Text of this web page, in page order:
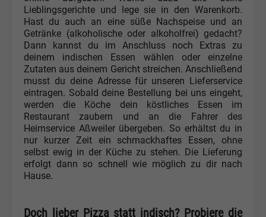
Lieblingsgerichte und lege sie in den Warenkorb.
Hast du auch an eine süße Nachspeise und an
Getränke (alkoholische oder alkoholfrei) gedacht?
Dann kannst du im Anschluss noch Extras zu
deinem indischen Essen wählen oder einzelne
Zutaten aus deinem Gericht streichen. Anschließend
musst du deine Adresse für unseren Lieferservice
eintragen. Sobald deine Bestellung bei uns eingeht,
werden die Köche dein köstliches Essen im
Restaurant zaubern und an die Fahrer des
Heimservice Aßweiler übergeben. So erhältst du in
nur kurzer Zeit ein schmackhaftes Essen, ohne
selbst ewig in der Küche zu stehen. Die Lieferung
erfolgt dann so schnell wie möglich zu dir nach
Hause.
Doch lieber Pizza statt indisch? Probiere die